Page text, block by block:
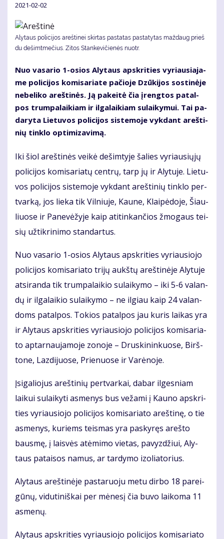
2021-02-02
Aly­taus po­li­ci­jos areš­ti­nei skir­tas pa­sta­tas pa­sta­ty­tas maž­daug prieš
du de­šimt­mečius. Zi­tos Stan­ke­vi­čie­nės nuotr.
Nuo va­sa­rio 1-osios Aly­taus ap­skri­ties vy­riau­sia­ja­
me po­li­ci­jos ko­mi­sa­ria­te pa­čio­je Dzū­ki­jos sos­ti­nė­je
ne­be­li­ko areš­ti­nės. Ją pa­kei­tė čia įreng­tos pa­tal­
pos trum­pa­lai­kiam ir il­ga­lai­kiam su­lai­ky­mui. Tai pa­
da­ry­ta Lie­tu­vos po­li­ci­jos sis­te­mo­je vyk­dant areš­ti­
nių tin­klo op­ti­mi­za­vi­mą.
Iki šiol areš­ti­nės vei­kė de­šim­ty­je ša­lies vy­riau­sių­jų
po­li­ci­jos ko­mi­sa­ria­tų cen­trų, tarp jų ir Aly­tu­je. Lie­tu­
vos po­li­ci­jos sis­te­mo­je vyk­dant areš­ti­nių tin­klo per­
tvar­ką, jos lie­ka tik Vil­niu­je, Kau­ne, Klai­pė­do­je, Šiau­
liuo­se ir Pa­ne­vė­žy­je kaip ati­tin­kan­čios žmo­gaus tei­
sių už­tik­ri­ni­mo stan­dar­tus.
Nuo va­sa­rio 1-osios Aly­taus ap­skri­ties vy­riau­sio­jo
po­li­ci­jos ko­mi­sa­ria­to tri­jų aukš­tų areš­ti­nė­je Aly­tu­je
at­si­ran­da tik trum­pa­lai­kio su­lai­ky­mo – iki 5-6 va­lan­
dų ir il­ga­lai­kio su­lai­ky­mo – ne il­giau kaip 24 va­lan­
doms pa­tal­pos. To­kios pa­tal­pos jau ku­ris lai­kas yra
ir Aly­taus ap­skri­ties vy­riau­sio­jo po­li­ci­jos ko­mi­sa­ria­
to ap­tar­nau­ja­mo­je zo­no­je – Drus­ki­nin­kuo­se, Birš­
to­ne, Laz­di­juo­se, Prie­nuo­se ir Va­rė­no­je.
Įsi­ga­lio­jus areš­ti­nių per­tvar­kai, da­bar ilgesniam
laikui su­lai­ky­ti as­me­nys bus ve­ža­mi į Kau­no ap­skri­
ties vy­riau­sio­jo po­li­ci­jos ko­mi­sa­ria­to areš­ti­nę, o tie
as­me­nys, ku­riems teis­mas yra pa­sky­ręs areš­to
baus­mę, į lais­vės at­ėmi­mo vie­tas, pa­vyz­džiui, Aly­
taus pa­tai­sos na­mus, ar tar­dy­mo izo­lia­to­rius.
Aly­taus areš­ti­nė­je pas­ta­ruo­ju me­tu dir­bo 18 pa­rei­
gū­nų, vi­du­ti­niš­kai per mė­ne­sį čia bu­vo lai­ko­ma 11
as­me­nų.
Aly­taus ap­skri­ties vy­riau­sio­jo po­li­ci­jos ko­mi­sa­ria­to